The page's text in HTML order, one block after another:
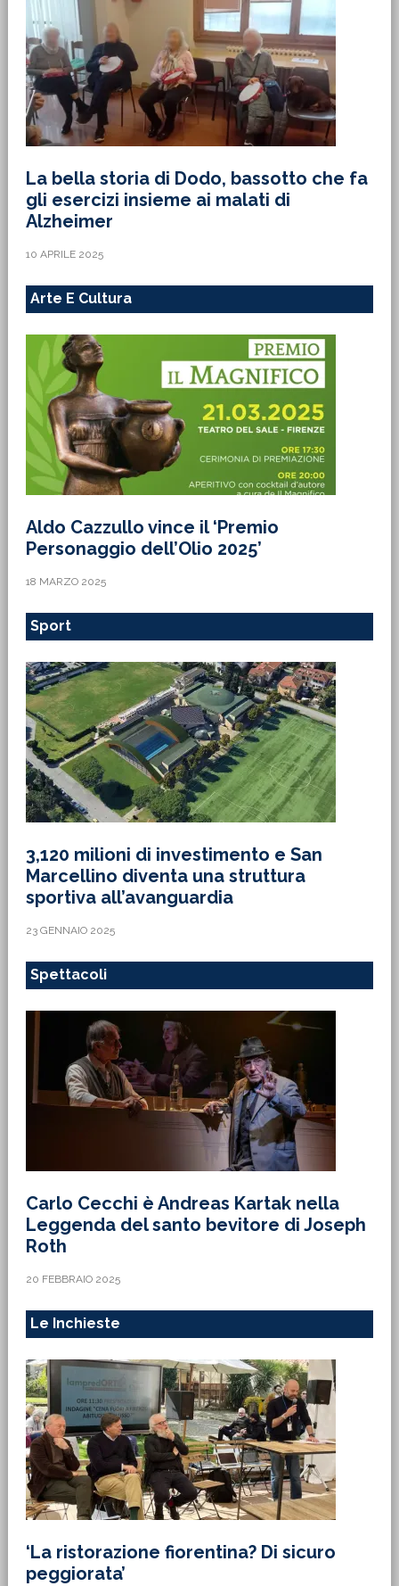
La bella storia di Dodo, bassotto che fa
gli esercizi insieme ai malati di
Alzheimer
10 APRILE 2025
Arte E Cultura
Aldo Cazzullo vince il ‘Premio
Personaggio dell’Olio 2025’
18 MARZO 2025
Sport
3,120 milioni di investimento e San
Marcellino diventa una struttura
sportiva all’avanguardia
23 GENNAIO 2025
Spettacoli
Carlo Cecchi è Andreas Kartak nella
Leggenda del santo bevitore di Joseph
Roth
20 FEBBRAIO 2025
Le Inchieste
‘La ristorazione fiorentina? Di sicuro
peggiorata’